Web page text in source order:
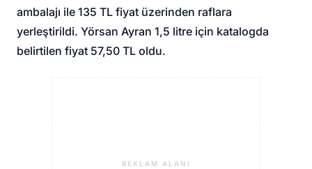
ambalajı ile 135 TL fiyat üzerinden raflara
yerleştirildi. Yörsan Ayran 1,5 litre için katalogda
belirtilen fiyat 57,50 TL oldu.
REKLAM ALANI